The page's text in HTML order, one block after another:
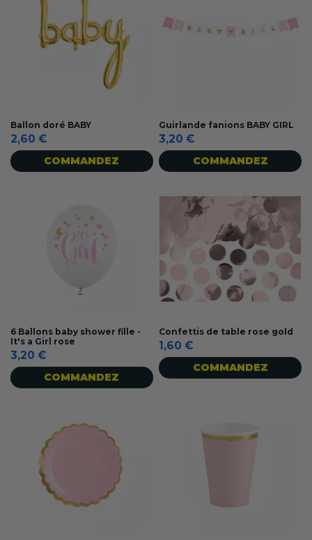
Ballon doré BABY
2,60 €
COMMANDEZ
Guirlande fanions BABY GIRL
3,20 €
COMMANDEZ
6 Ballons baby shower fille -
It's a Girl rose
3,20 €
COMMANDEZ
Confettis de table rose gold
1,60 €
COMMANDEZ